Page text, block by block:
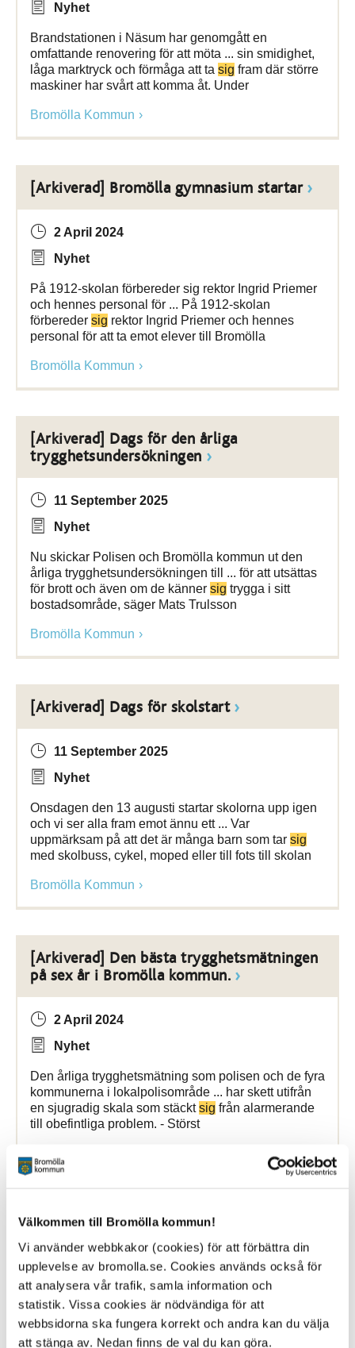
Välkommen till Bromölla kommun!
Vi använder webbkakor (cookies) för att förbättra din
upplevelse av bromolla.se. Cookies används också för
att analysera vår trafik, samla information och
statistik. Vissa cookies är nödvändiga för att
webbsidorna ska fungera korrekt och andra kan du välja
att stänga av. Nedan finns de val du kan göra.
Nyhet
Brandstationen i Näsum har genomgått en
omfattande renovering för att möta ... sin smidighet,
låga marktryck och förmåga att ta sig fram där större
maskiner har svårt att komma åt. Under
Bromölla Kommun
[Arkiverad] Bromölla gymnasium startar
2 April 2024
Nyhet
På 1912-skolan förbereder sig rektor Ingrid Priemer
och hennes personal för ... På 1912-skolan
förbereder sig rektor Ingrid Priemer och hennes
personal för att ta emot elever till Bromölla
Bromölla Kommun
[Arkiverad] Dags för den årliga
trygghetsundersökningen
11 September 2025
Nyhet
Nu skickar Polisen och Bromölla kommun ut den
årliga trygghetsundersökningen till ... för att utsättas
för brott och även om de känner sig trygga i sitt
bostadsområde, säger Mats Trulsson
Bromölla Kommun
[Arkiverad] Dags för skolstart
11 September 2025
Nyhet
Onsdagen den 13 augusti startar skolorna upp igen
och vi ser alla fram emot ännu ett ... Var
uppmärksam på att det är många barn som tar sig
med skolbuss, cykel, moped eller till fots till skolan
Bromölla Kommun
[Arkiverad] Den bästa trygghetsmätningen
på sex år i Bromölla kommun.
2 April 2024
Nyhet
Den årliga trygghetsmätning som polisen och de fyra
kommunerna i lokalpolisområde ... har skett utifrån
en sjugradig skala som stäcktsig från alarmerande
till obefintliga problem. - Störst
[Arkiverad] Filip Jönsson - kock på Vita
Sands storkök
11 September 2025
största intresse har alltid varit mat så det föll